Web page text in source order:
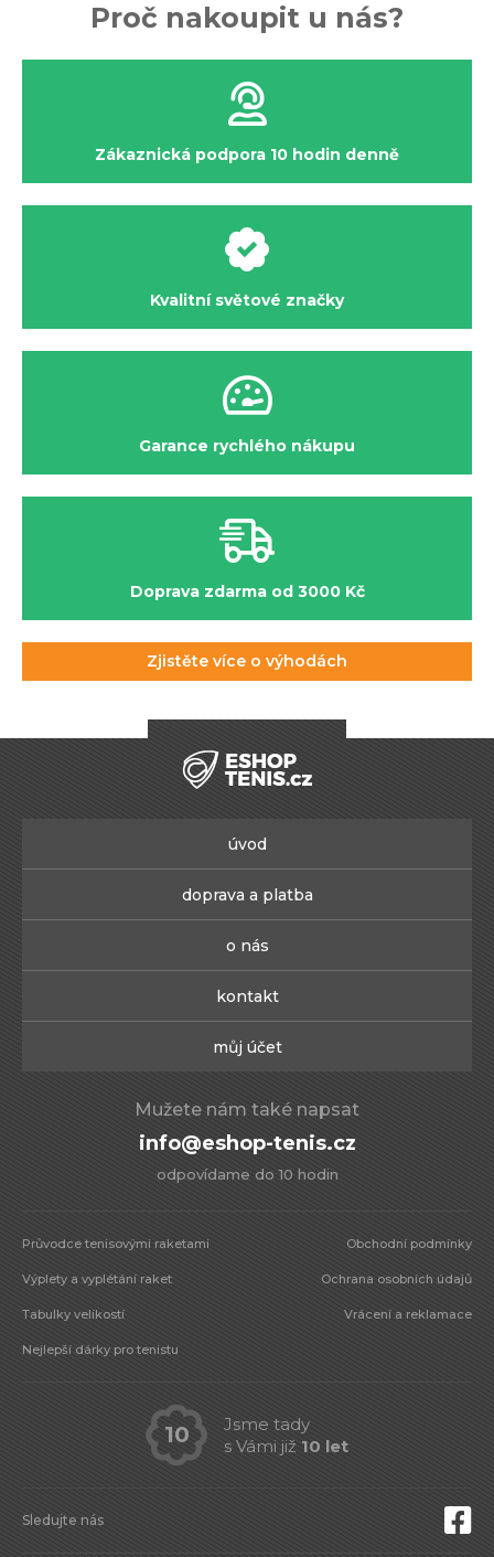
Proč nakoupit u nás?
Zákaznická podpora 10 hodin denně
Kvalitní světové značky
Garance rychlého nákupu
Doprava zdarma od 3000 Kč
Zjistěte více o výhodách
úvod
doprava a platba
o nás
kontakt
můj účet
Mužete nám také napsat
info@eshop-tenis.cz
odpovídame do 10 hodin
Průvodce tenisovými raketami
Výplety a vyplétání raket
Tabulky velikostí
Nejlepší dárky pro tenistu
Obchodní podmínky
Ochrana osobních údajů
Vrácení a reklamace
Sledujte nás
10
Jsme tady
s Vámi již 10 let